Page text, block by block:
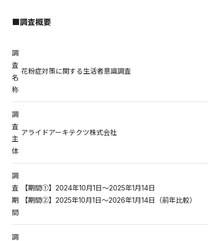
■調査概要
調
査
名
称
花粉症対策に関する生活者意識調査
調
査
主
体
アライドアーキテクツ株式会社
調
査
期
間
【期間①】2024年10月1日～2025年1月14日
【期間②】2025年10月1日～2026年1月14日（前年比較）
調